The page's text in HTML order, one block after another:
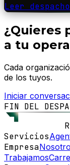
Leer despacho
¿Quieres
a tu
Cada
de los tuyos.
Iniciar
FIN DEL
Servicios
Empresa
Trabajamos